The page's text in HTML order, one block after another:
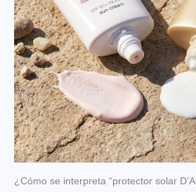
¿Cómo se interpreta “protector solar